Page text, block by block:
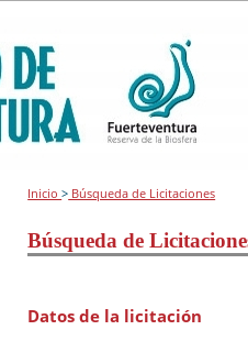
Inicio> Búsqueda de Licitaciones
Búsqueda de
Datos de la licitación